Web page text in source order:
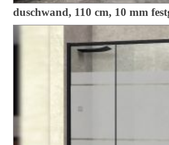
duschwand, 110 cm, 10 mm